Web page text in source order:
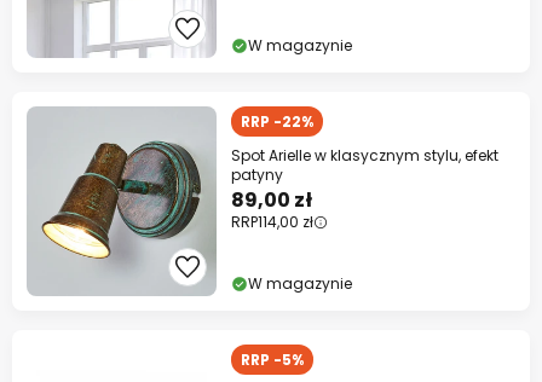
W magazynie
RRP -22%
Spot Arielle w klasycznym stylu, efekt
patyny
89,00 zł
RRP114,00 zł
W magazynie
RRP -5%